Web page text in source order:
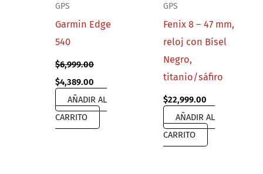
GPS
Garmin Edge
540
$6,999.00
Original
price
was:
$6,999.00.
$4,389.00
price
is:
$4,389.00.
AÑADIR AL
CARRITO
GPS
Fenix 8 – 47 mm,
reloj con Bísel
Negro,
titanio/sáfiro
$22,999.00
AÑADIR AL
CARRITO